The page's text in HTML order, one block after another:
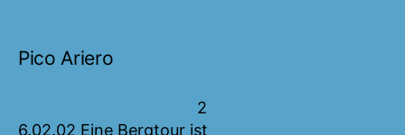
Pico Ariero
2
6.02.02 Eine Bergtour ist